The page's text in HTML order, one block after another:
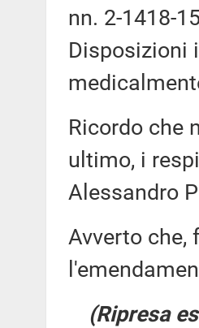
nn. 2-1418-
Disposizioni
Ricordo che
ultimo, i
Alessandro
Avverto che,
(Ripresa